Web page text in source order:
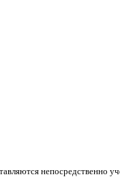
непосредственно